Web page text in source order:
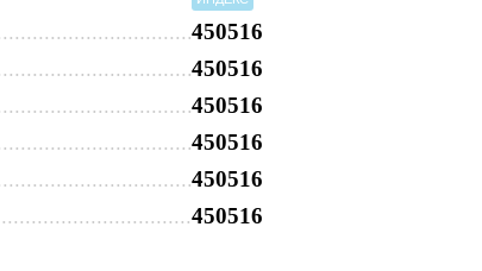
450516
450516
450516
450516
450516
450516